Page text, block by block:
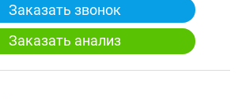
Заказать звонок
Заказать анализ